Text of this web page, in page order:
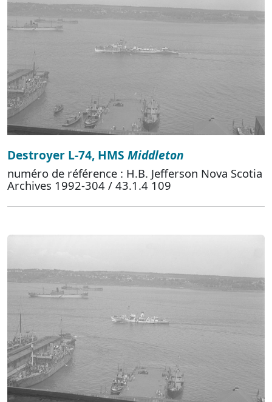
Destroyer L-74, HMS Middleton
numéro de référence : H.B. Jefferson Nova Scotia
Archives 1992-304 / 43.1.4 109